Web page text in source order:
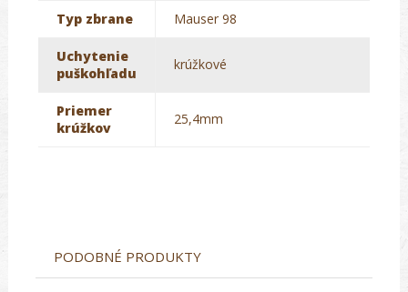
Typ zbrane Mauser 98
Uchytenie
puškohľadu
krúžkové
Priemer
krúžkov
25,4mm
PODOBNÉ PRODUKTY